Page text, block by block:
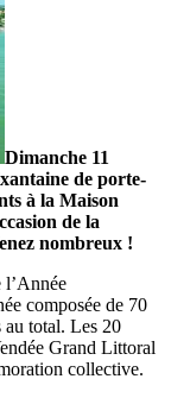
Dimanche 11
de porte-
à la Maison
de la
nombreux !
l’Année
composée de 70
au total. Les 20
Grand Littoral
collective.